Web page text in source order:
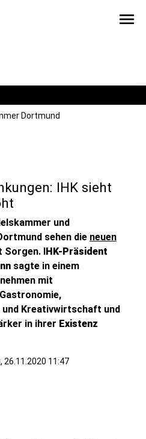
menu
Dortmund
IHK sieht
und
sehen die neuen
Sorgen. IHK-Präsident
sagte in einem
mit
Kreativwirtschaft und
in ihrer Existenz
26.11.2020 11:47